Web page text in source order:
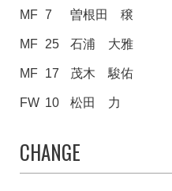
MF 7 曽根田 穣
MF 25 石浦 大雅
MF 17 茂木 駿佑
FW 10 松田 力
CHANGE